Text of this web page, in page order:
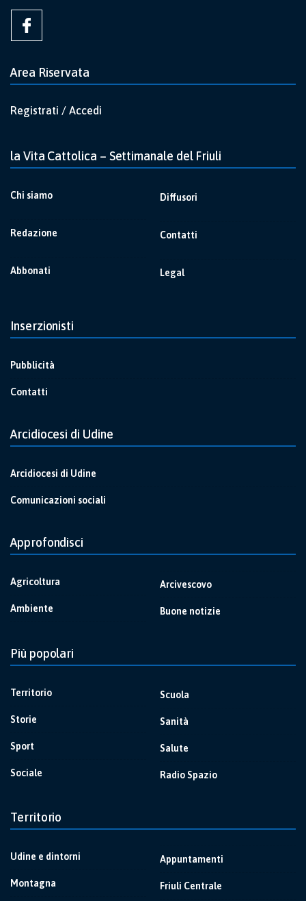
Area Riservata
Registrati / Accedi
la Vita Cattolica – Settimanale del Friuli
Chi siamo
Redazione
Abbonati
Diffusori
Contatti
Legal
Inserzionisti
Pubblicità
Contatti
Arcidiocesi di Udine
Arcidiocesi di Udine
Comunicazioni sociali
Approfondisci
Agricoltura
Ambiente
Arcivescovo
Buone notizie
Più popolari
Territorio
Storie
Sport
Sociale
Scuola
Sanità
Salute
Radio Spazio
Territorio
Udine e dintorni
Montagna
Appuntamenti
Friuli Centrale